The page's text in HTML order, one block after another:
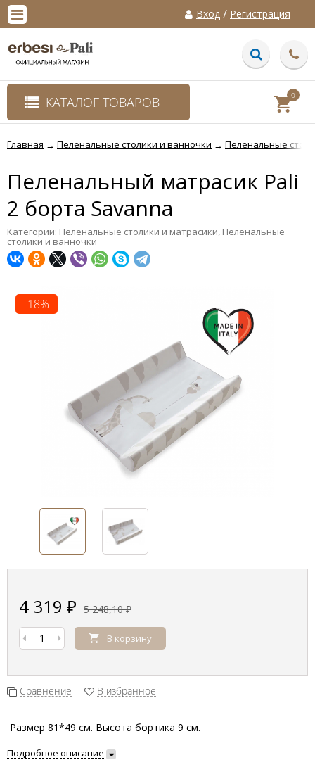
Вход / Регистрация
КАТАЛОГ ТОВАРОВ 0
Главная → Пеленальные столики и ванночки → Пеленальные
Пеленальный матрасик Pali
2 борта Savanna
Категории: Пеленальные столики и матрасики, Пеленальные
столики и ванночки
-18%
4 319 ₽ 5 248,10₽
В корзину
Сравнение В избранное
Размер 81*49 см. Высота бортика 9 см.
Подробное описание